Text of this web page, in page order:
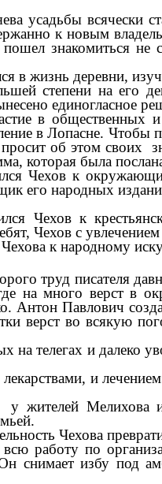
усадьбы
к новым
знакомиться
в жизнь деревни,
степени на его
единогласное
в общественных
в Лопасне. Чтобы
об этом своих
которая была
Чехов к
его народных
Чехов к
Чехов с
к народному
труд писателя
на много верст в
Антон Павлович
верст во всякую
на телегах и далеко
и
у жителей
Чехова
работу по
снимает избу под